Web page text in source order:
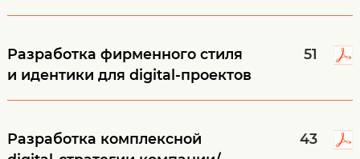
Разработка фирменного стиля
и идентики для digital-проектов
51
Разработка комплексной
43